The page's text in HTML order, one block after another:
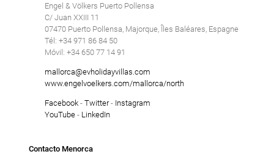
Engel & Völkers Puerto Pollensa
C/ Juan XXIII 11
07470 Puerto Pollensa, Majorque, Îles Baléares, Espagne
Tél: +34 971 86 84 50
Móvil: +34 650 77 14 91
mallorca@evholidayvillas.com
www.engelvoelkers.com/mallorca/north
Facebook- Twitter- Instagram
YouTube- LinkedIn
Contacto Menorca